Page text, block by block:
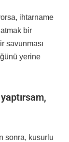
ihtarname
bir
savunması
yerine
sonra, kusurlu